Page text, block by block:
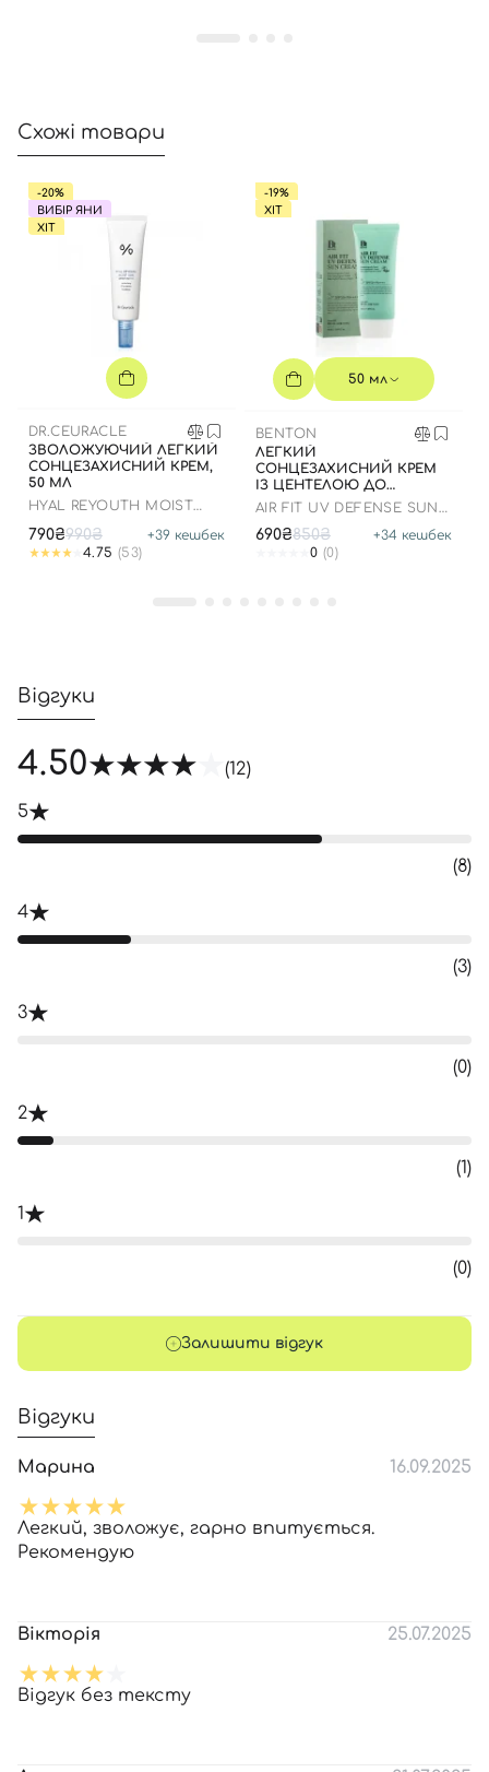
Схожі товари
-20%
ВИБІР ЯНИ
ХІТ
DR.CEURACLE
ЗВОЛОЖУЮЧИЙ ЛЕГКИЙ
СОНЦЕЗАХИСНИЙ КРЕМ,
50 МЛ
HYAL REYOUTH MOIST
790₴990₴ +39 кешбек
4.75 (53)
-19%
ХІТ
50 мл
BENTON
ЛЕГКИЙ
СОНЦЕЗАХИСНИЙ КРЕМ
ІЗ ЦЕНТЕЛОЮ ДО
07.01.2027 РОКУ
AIR FIT UV DEFENSE SUN
690₴850₴ +34 кешбек
0 (0)
Відгуки
4.50 (12)
5
(8)
4
(3)
3
(0)
2
(1)
1
(0)
Залишити відгук
Відгуки
Марина 16.09.2025
Легкий, зволожує, гарно впитується.
Рекомендую
Вікторія 25.07.2025
Відгук без тексту
Відправляючи форму для авторизації/реєстрації ви
приймаєте умови
Увійти за допомогою e-mail